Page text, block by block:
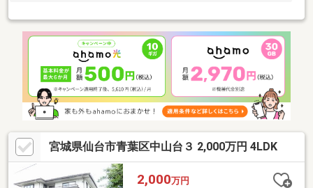
宮城県仙台市青葉区中山台３ 2,000万円 4LDK
2,000万円